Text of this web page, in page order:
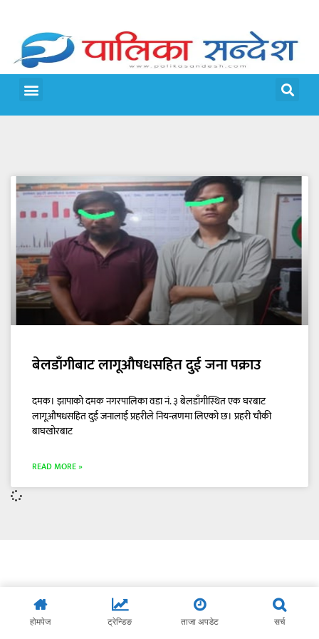
बेलडाँगीबाट लागूऔषधसहित दुई जना पक्राउ
दमक। झापाको दमक नगरपालिका वडा नं. ३ बेलडाँगीस्थित एक घरबाट
लागूऔषधसहित दुई जनालाई प्रहरीले नियन्त्रणमा लिएको छ। प्रहरी चौकी
बाघखोरबाट
READ MORE »
होमपेज ट्रेन्डिङ ताजा अपडेट सर्च